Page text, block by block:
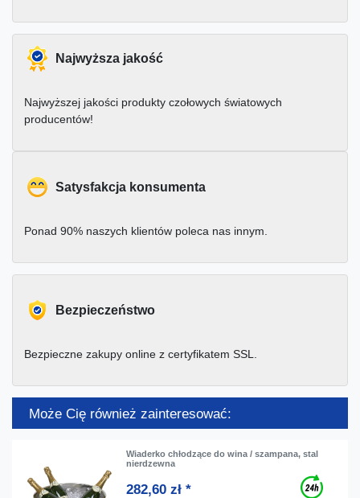
Najwyższa jakość
Najwyższej jakości produkty czołowych światowych
producentów!
Satysfakcja konsumenta
Ponad 90% naszych klientów poleca nas innym.
Bezpieczeństwo
Bezpieczne zakupy online z certyfikatem SSL.
Może Cię również zainteresować:
Wiaderko chłodzące do wina / szampana, stal
nierdzewna
282,60 zł *